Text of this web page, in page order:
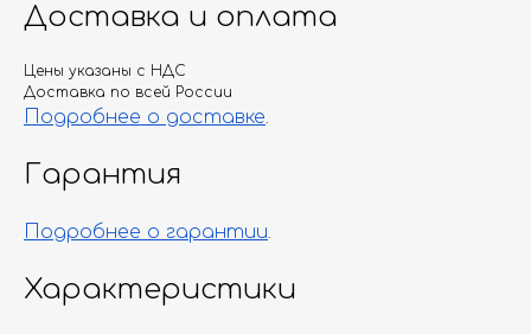
Доставка и оплата
Цены указаны с НДС
Доставка по всей России
Подробнее о доставке.
Гарантия
Подробнее о гарантии.
Характеристики